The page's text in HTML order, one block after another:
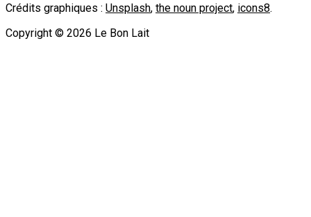
Crédits graphiques : Unsplash, the noun project, icons8.
Copyright © 2026 Le Bon Lait